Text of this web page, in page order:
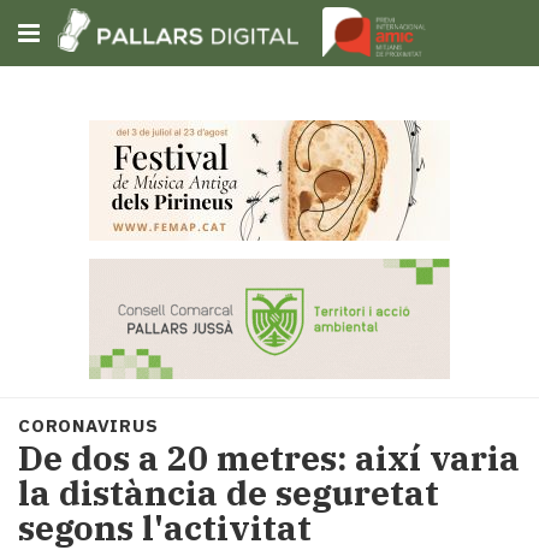
Subscriu-t'hi
Portada
Societat
Política
i
municipis
Economia
CORONAVIRUS
De dos a 20 metres: així varia
la distància de seguretat
segons l'activitat